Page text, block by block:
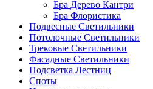
Бра Дерево Кантри
Бра Флористика
Подвесные Светильники
Потолочные Светильники
Трековые Светильники
Фасадные Светильники
Подсветка Лестниц
Споты